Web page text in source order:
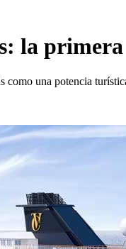
la
como una potencia